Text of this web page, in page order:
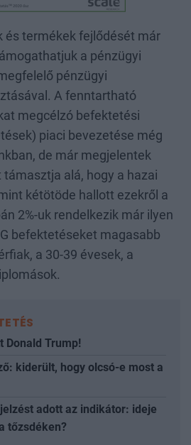
és termékek fejlődését már
a pénzügyi
pénzügyi
A fenntartható
megcélzó befektetési
piaci bevezetése még
de már megjelentek
alá, hogy a hazai
kétötöde hallott ezekről a
2%-uk rendelkezik már ilyen
befektetéseket magasabb
a 30-39 évesek, a
Donald Trump!
kiderült, hogy olcsó-e most a
adott az indikátor: ideje
tőzsdéken?